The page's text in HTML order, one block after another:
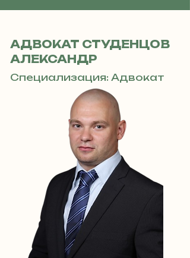
АДВОКАТ СТУДЕНЦОВ
АЛЕКСАНДР
Специализация: Адвокат